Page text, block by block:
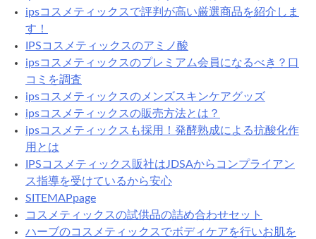
ipsコスメティックスで評判が高い厳選商品を紹介しま
す！
IPSコスメティックスのアミノ酸
ipsコスメティックスのプレミアム会員になるべき？口
コミを調査
ipsコスメティックスのメンズスキンケアグッズ
ipsコスメティックスの販売方法とは？
ipsコスメティックスも採用！発酵熟成による抗酸化作
用とは
IPSコスメティックス販社はJDSAからコンプライアン
ス指導を受けているから安心
SITEMAPpage
コスメティックスの試供品の詰め合わせセット
ハーブのコスメティックスでボディケアを行いお肌を